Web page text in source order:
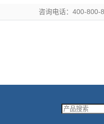
咨询电话：400-800-